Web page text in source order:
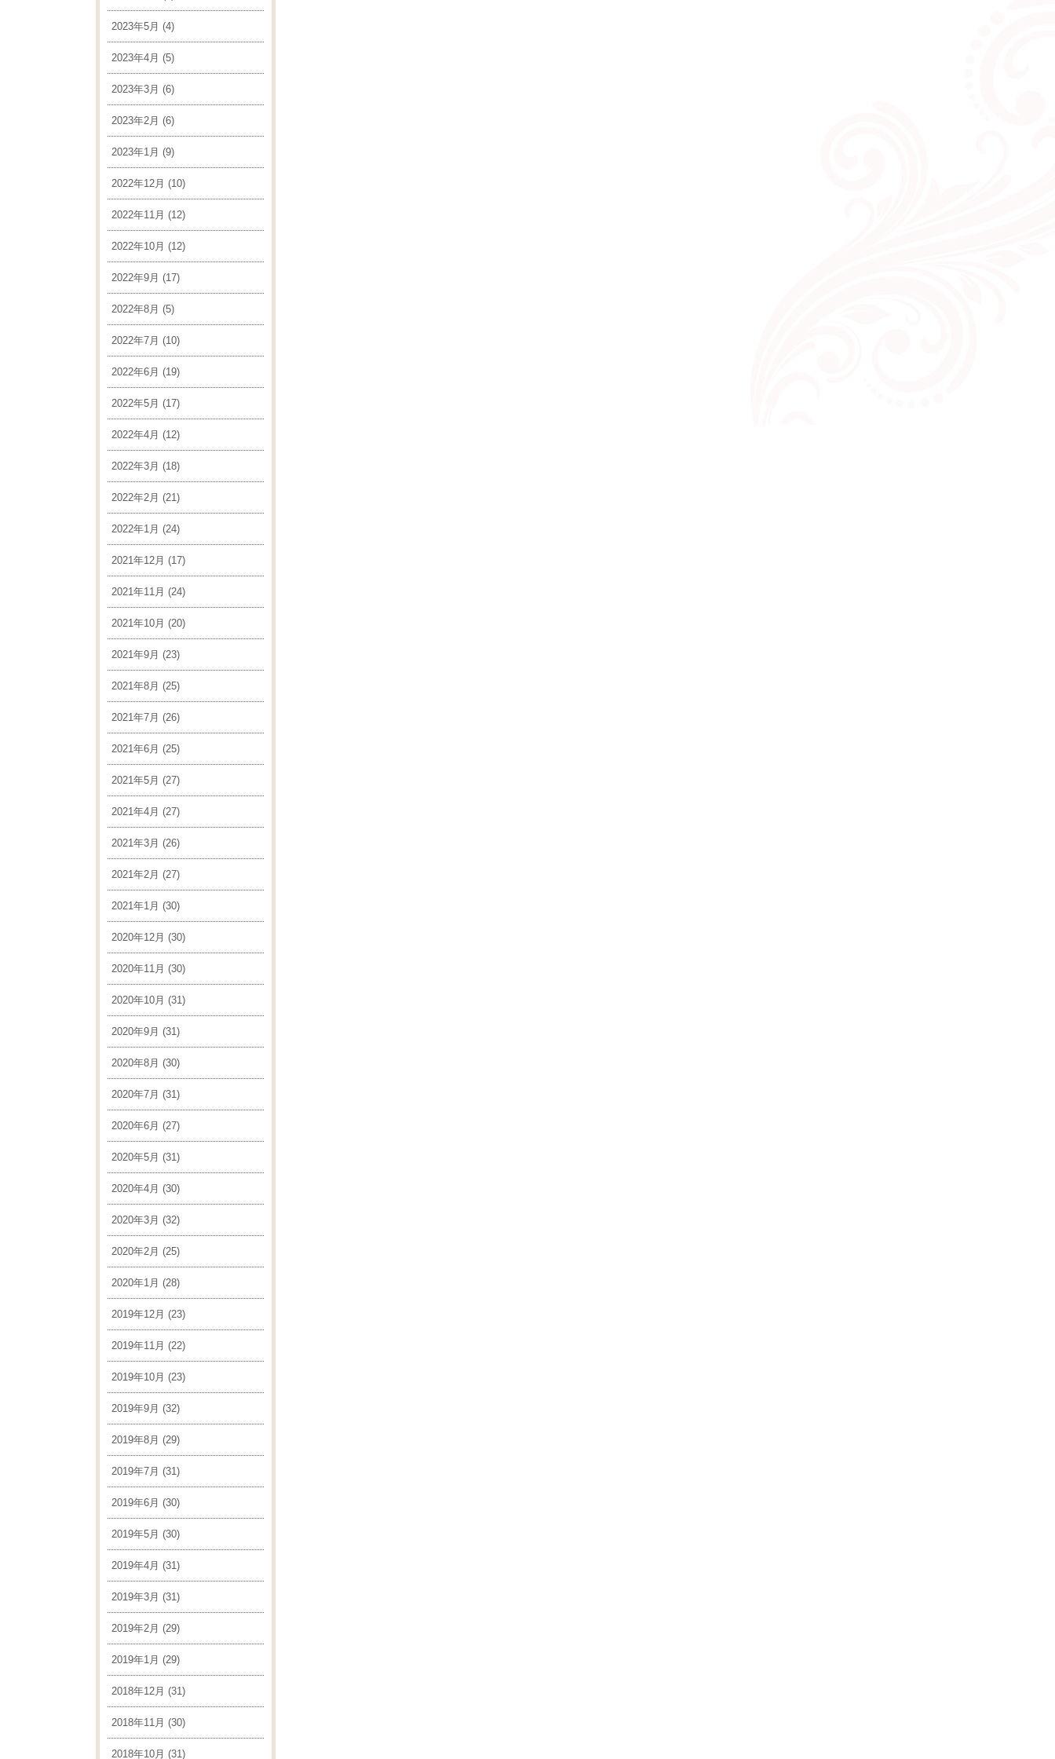
2023年5月 (4)
2023年4月 (5)
2023年3月 (6)
2023年2月 (6)
2023年1月 (9)
2022年12月 (10)
2022年11月 (12)
2022年10月 (12)
2022年9月 (17)
2022年8月 (5)
2022年7月 (10)
2022年6月 (19)
2022年5月 (17)
2022年4月 (12)
2022年3月 (18)
2022年2月 (21)
2022年1月 (24)
2021年12月 (17)
2021年11月 (24)
2021年10月 (20)
2021年9月 (23)
2021年8月 (25)
2021年7月 (26)
2021年6月 (25)
2021年5月 (27)
2021年4月 (27)
2021年3月 (26)
2021年2月 (27)
2021年1月 (30)
2020年12月 (30)
2020年11月 (30)
2020年10月 (31)
2020年9月 (31)
2020年8月 (30)
2020年7月 (31)
2020年6月 (27)
2020年5月 (31)
2020年4月 (30)
2020年3月 (32)
2020年2月 (25)
2020年1月 (28)
2019年12月 (23)
2019年11月 (22)
2019年10月 (23)
2019年9月 (32)
2019年8月 (29)
2019年7月 (31)
2019年6月 (30)
2019年5月 (30)
2019年4月 (31)
2019年3月 (31)
2019年2月 (29)
2019年1月 (29)
2018年12月 (31)
2018年11月 (30)
2018年10月 (31)